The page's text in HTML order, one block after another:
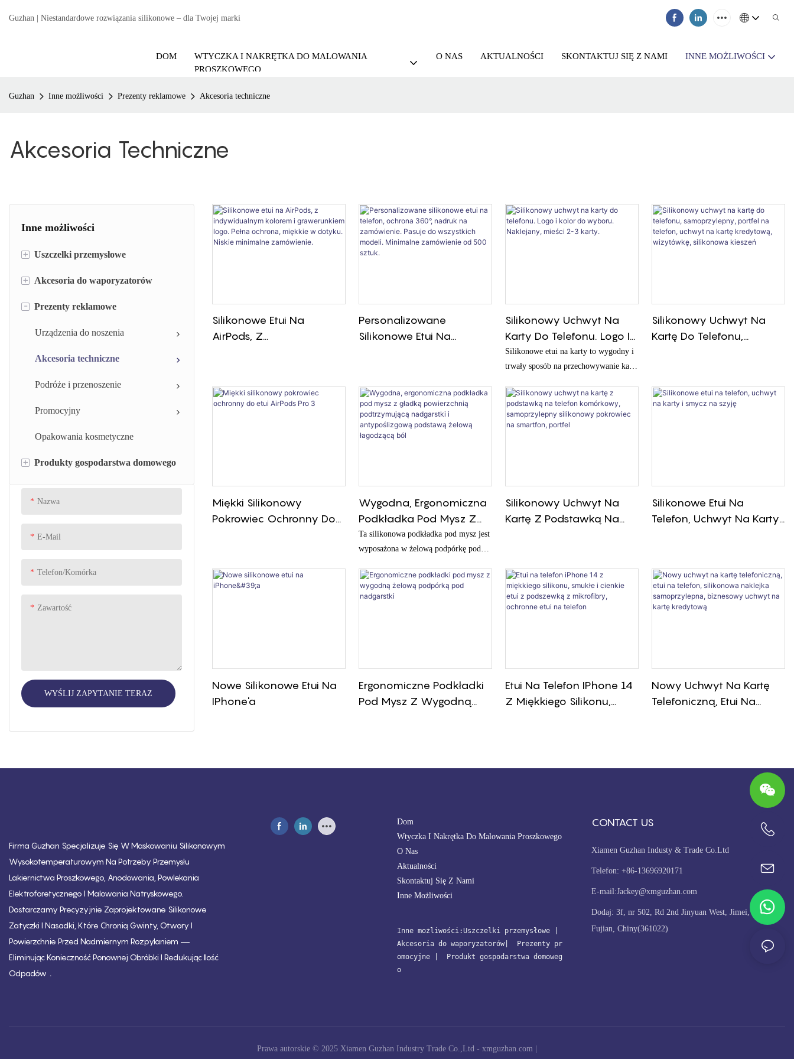
Guzhan | Niestandardowe rozwiązania silikonowe – dla Twojej marki
DOM
WTYCZKA I NAKRĘTKA DO MALOWANIA
PROSZKOWEGO
O NAS AKTUALNOŚCI SKONTAKTUJ SIĘ Z NAMI INNE MOŻLIWOŚCI
Guzhan Inne możliwości Prezenty reklamowe Akcesoria techniczne
Akcesoria Techniczne
Inne możliwości
+ Uszczelki przemysłowe
Pierścień uszczelniający silikonowy
Opaski silikonowe
Silikonowa nasadka strzykawki
Zawór silikonowy
Tłok strzykawki silikonowej
Uszczelki z gumy silikonowej
Uszczelka gumowa
Przelotka gumowa
Podkładka z gumy silikonowej
+ Akcesoria do waporyzatorów
Silikonowa końcówka do
- Prezenty reklamowe
Urządzenia do noszenia
Akcesoria techniczne
Podróże i przenoszenie
Promocyjny
Opakowania kosmetyczne
+ Produkty gospodarstwa domowego
Kuchnia
Pielęgnacja osobista
Nazwa
E-Mail
Telefon/komórka
Zawartość
WYŚLIJ ZAPYTANIE TERAZ
Silikonowe Etui Na
AirPods, Z
Pełna Ochrona, Miękkie
W Dotyku. Niskie
Personalizowane
Silikonowe Etui Na
Pasuje Do Wszystkich
Modeli. Minimalne
Zamówienie Od 500
Sztuk.
Silikonowy Uchwyt Na
Karty Do Telefonu. Logo I
Kolor Do Wyboru.
Naklejany, Mieści 2-3
Karty.
Silikonowe etui na karty to wygodny i
trwały sposób na przechowywanie kart
innych niezbędnych kart. Jego smukła
konstrukcja i bezpieczna,
samoprzylepna podkładka ułatwiają
Silikonowy Uchwyt Na
Kartę Do Telefonu,
Kartę Kredytową,
Wizytówkę, Silikonowa
Miękki Silikonowy
Pokrowiec Ochronny Do
Wygodna, Ergonomiczna
Podkładka Pod Mysz Z
Gładką Powierzchnią
Podtrzymującą
Nadgarstki I
Antypoślizgową
Podstawą Żelową
Ta silikonowa podkładka pod mysz jest
wyposażona w żelową podpórkę pod
komfort i stabilność podczas
korzystania z myszy. Gładka i trwała
Silikonowy Uchwyt Na
Kartę Z Podstawką Na
Silikonowy Pokrowiec Na
Smartfon, Portfel
Silikonowe Etui Na
Telefon, Uchwyt Na Karty I
Nowe Silikonowe Etui Na
IPhone'a
Ergonomiczne Podkładki
Pod Mysz Z Wygodną
Etui Na Telefon IPhone 14
Z Miękkiego Silikonu,
Nowy Uchwyt Na Kartę
Telefoniczną, Etui Na
Firma Guzhan Specjalizuje Się W Maskowaniu Silikonowym
Wysokotemperaturowym Na Potrzeby Przemysłu
Lakiernictwa Proszkowego, Anodowania, Powlekania
Elektroforetycznego I Malowania Natryskowego.
Dostarczamy Precyzyjnie Zaprojektowane Silikonowe
Zatyczki I Nasadki, Które Chronią Gwinty, Otwory I
Powierzchnie Przed Nadmiernym Rozpylaniem —
Eliminując Konieczność Ponownej Obróbki I Redukując Ilość
Odpadów .
Dom
Wtyczka I Nakrętka Do Malowania Proszkowego
O Nas
Aktualności
Skontaktuj Się Z Nami
Inne Możliwości
Inne możliwości:Uszczelki przemysłowe
Akcesoria do waporyzatorów
Prezenty pr
omocyjne
Produkt gospodarstwa domoweg
o
CONTACT US
Xiamen Guzhan Industy & Trade Co.Ltd
Telefon: +86-13696920171
E-mail:Jackey@xmguzhan.com
Dodaj: 3f, nr 502, Rd 2nd Jinyuan West, Jimei, Xiamen,
Fujian, Chiny(361022)
Prawa autorskie © 2025 Xiamen Guzhan Industry Trade Co.,Ltd - xmguzhan.com |